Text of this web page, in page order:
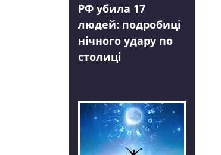
РФ убила 17
людей: подробиці
нічного удару по
столиці